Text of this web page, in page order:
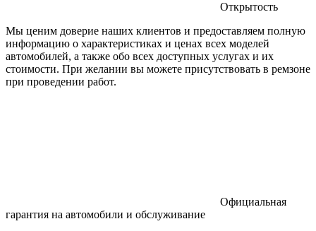
Открытость
Мы ценим доверие наших клиентов и предоставляем полную
информацию о характеристиках и ценах всех моделей
автомобилей, а также обо всех доступных услугах и их
стоимости. При желании вы можете присутствовать в ремзоне
при проведении работ.
Официальная
гарантия на автомобили и обслуживание